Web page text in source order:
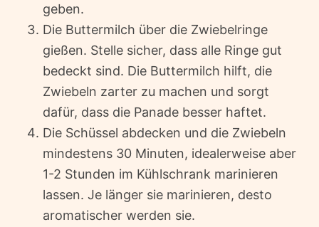
geben.
Die Buttermilch über die Zwiebelringe
gießen. Stelle sicher, dass alle Ringe gut
bedeckt sind. Die Buttermilch hilft, die
Zwiebeln zarter zu machen und sorgt
dafür, dass die Panade besser haftet.
Die Schüssel abdecken und die Zwiebeln
mindestens 30 Minuten, idealerweise aber
1-2 Stunden im Kühlschrank marinieren
lassen. Je länger sie marinieren, desto
aromatischer werden sie.